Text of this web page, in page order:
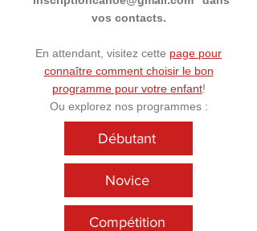
vos contacts.
En attendant, visitez cette page pour
connaître comment choisir le bon
programme pour votre enfant!
Ou explorez nos programmes :
Débutant
Novice
Compétition